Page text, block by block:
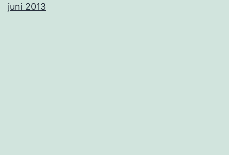
juni 2013